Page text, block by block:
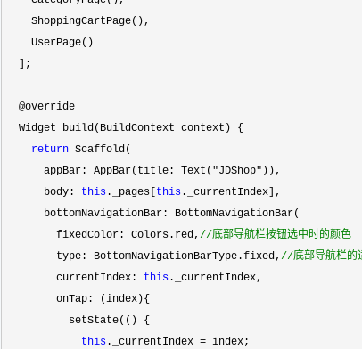
    ShoppingCartPage(),
    UserPage()
  ];
  @override
  Widget build(BuildContext context) {
return Scaffold(
      appBar: AppBar(title: Text(
"JDShop" )),
      body:
this ._pages[ this ._currentIndex],
      bottomNavigationBar: BottomNavigationBar(
        fixedColor: Colors.red,
//底部导航栏按钮选中时的颜色
        type: BottomNavigationBarType.fixed,
//底部导航栏
        currentIndex:
this ._currentIndex,
        onTap: (index){
          setState(() {
this ._currentIndex = index;